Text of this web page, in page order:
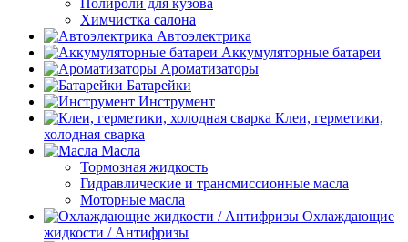
Полироли для кузова
Химчистка салона
Автоэлектрика
Аккумуляторные батареи
Ароматизаторы
Батарейки
Инструмент
Клеи, герметики,
холодная сварка
Масла
Тормозная жидкость
Гидравлические и трансмиссионные масла
Моторные масла
Охлаждающие
жидкости / Антифризы